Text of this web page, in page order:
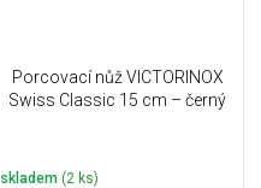
Porcovací nůž VICTORINOX
Swiss Classic 15 cm – černý
skladem (2 ks)